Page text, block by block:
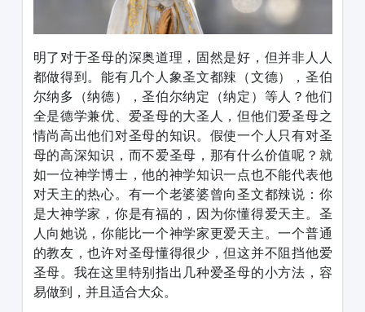
明了对于圣母的深奥道理，固然是好，但并非人人
都做得到。能有几个人象圣文都辣（文德），圣伯
尔纳多（纳德），圣伯尔纳定（纳定）等人？他们
全是德学兼优、爱圣母的大圣人，但他们爱圣母之
情尚高出他们对圣母的知识。假使一个人只有对圣
母的高深知识，而不爱圣母，那有什么价值呢？就
如一位神学博士，他的神学知识一点也不能代表他
对天主的热心。有一个老婆婆曾向圣文都辣说：你
是大神学家，你是有福的，因为你懂得爱天主。圣
人向她说，你能比一个神学家更爱天主。一个普通
的教友，也许对圣母懂得很少，但这并不阻挡他爱
圣母。我在这里特别指出几种爱圣母的小方法，容
易做到，并且适合大众。